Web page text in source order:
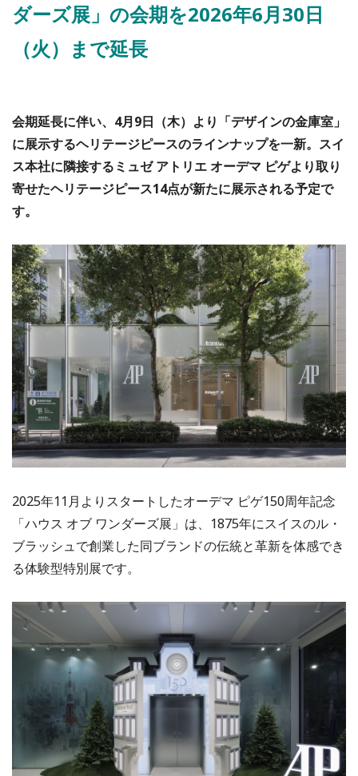
ダーズ展」の会期を2026年6月30日
（火）まで延長
会期延長に伴い、4月9日（木）より「デザインの金庫室」
に展示するヘリテージピースのラインナップを一新。スイ
ス本社に隣接するミュゼ アトリエ オーデマ ピゲより取り
寄せたヘリテージピース14点が新たに展示される予定で
す。
2025年11月よりスタートしたオーデマ ピゲ150周年記念
「ハウス オブ ワンダーズ展」は、1875年にスイスのル・
ブラッシュで創業した同ブランドの伝統と革新を体感でき
る体験型特別展です。